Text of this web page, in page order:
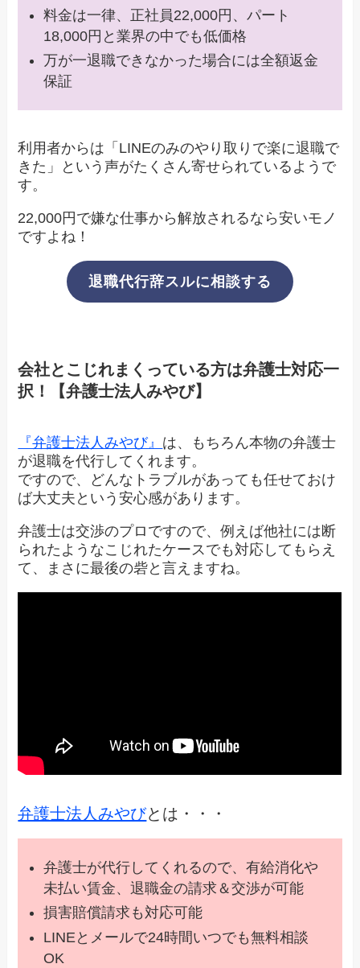
料金は一律、正社員22,000円、パート
18,000円と業界の中でも低価格
万が一退職できなかった場合には全額返金
保証
利用者からは「LINEのみのやり取りで楽に退職で
きた」という声がたくさん寄せられているようで
す。
22,000円で嫌な仕事から解放されるなら安いモノ
ですよね！
退職代行辞スルに相談する
会社とこじれまくっている方は弁護士対応一
択！【弁護士法人みやび】
『弁護士法人みやび』 は、もちろん本物の弁護士
が退職を代行してくれます。
ですので、どんなトラブルがあっても任せておけ
ば大丈夫という安心感があります。
弁護士は交渉のプロですので、例えば他社には断
られたようなこじれたケースでも対応してもらえ
て、まさに最後の砦と言えますね。
弁護士法人みやびとは・・・
弁護士が代行してくれるので、有給消化や
未払い賃金、退職金の請求＆交渉が可能
損害賠償請求も対応可能
LINEとメールで24時間いつでも無料相談
OK